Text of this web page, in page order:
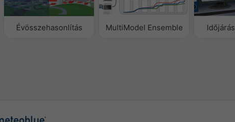
Évösszehasonlítás MultiModel Ensemble